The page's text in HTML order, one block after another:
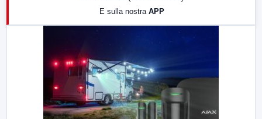
E sulla nostra APP